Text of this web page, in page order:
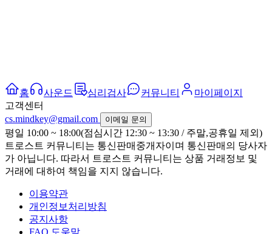
홈 사운드 심리검사 커뮤니티
마이페이지
고객센터
cs.mindkey@gmail.com
이메일 문의
평일 10:00 ~ 18:00(점심시간 12:30 ~ 13:30 / 주말,공휴일 제외)
트로스트 커뮤니티는 통신판매중개자이며 통신판매의 당사자
가 아닙니다. 따라서 트로스트 커뮤니티는 상품 거래정보 및
거래에 대하여 책임을 지지 않습니다.
이용약관
개인정보처리방침
공지사항
FAQ 도움말